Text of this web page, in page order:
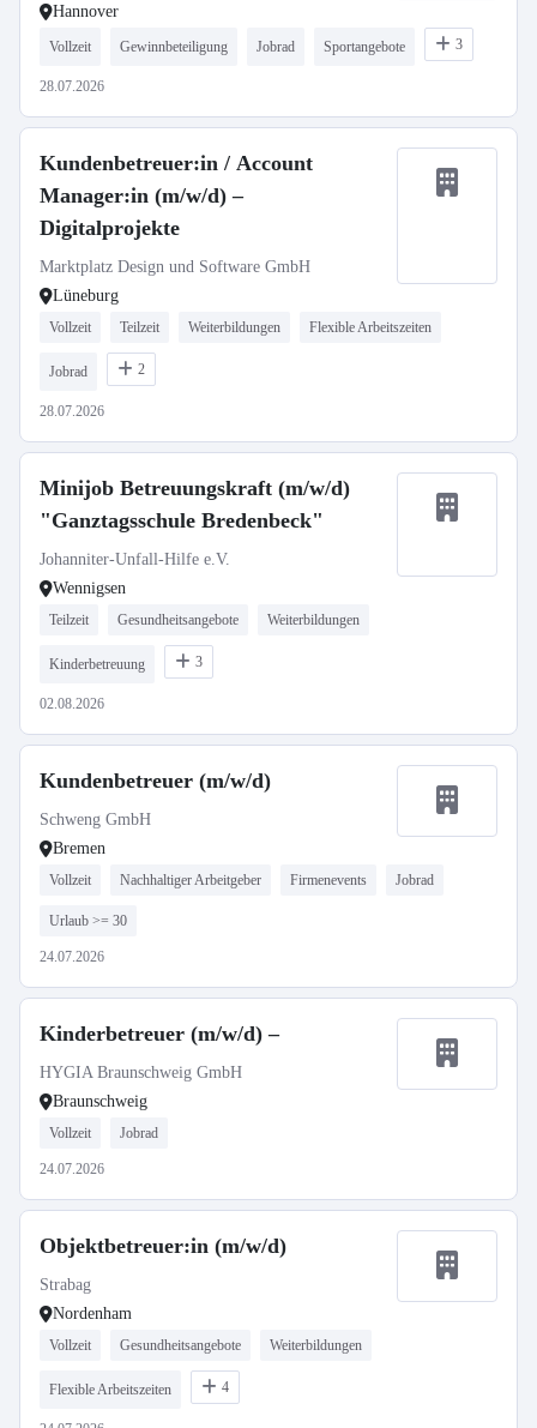
Hannover
Vollzeit Gewinnbeteiligung Jobrad Sportangebote 3
28.07.2026
Kundenbetreuer:in / Account
Manager:in (m/w/d) –
Digitalprojekte
Marktplatz Design und Software GmbH
Lüneburg
Vollzeit Teilzeit Weiterbildungen Flexible Arbeitszeiten
Jobrad 2
28.07.2026
Minijob Betreuungskraft (m/w/d)
"Ganztagsschule Bredenbeck"
Johanniter-Unfall-Hilfe e.V.
Wennigsen
Teilzeit Gesundheitsangebote Weiterbildungen
Kinderbetreuung 3
02.08.2026
Kundenbetreuer (m/w/d)
Schweng GmbH
Bremen
Vollzeit Nachhaltiger Arbeitgeber Firmenevents Jobrad
Urlaub >= 30
24.07.2026
Kinderbetreuer (m/w/d) –
HYGIA Braunschweig GmbH
Braunschweig
Vollzeit Jobrad
24.07.2026
Objektbetreuer:in (m/w/d)
Strabag
Nordenham
Vollzeit Gesundheitsangebote Weiterbildungen
Flexible Arbeitszeiten 4